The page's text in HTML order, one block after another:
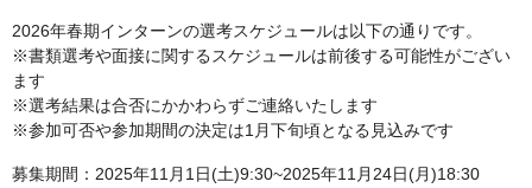
2026年春期インターンの選考スケジュールは以下の通りです。
※書類選考や面接に関するスケジュールは前後する可能性がござい
ます
※選考結果は合否にかかわらずご連絡いたします
※参加可否や参加期間の決定は1月下旬頃となる見込みです
募集期間：2025年11月1日(土)9:30~2025年11月24日(月)18:30